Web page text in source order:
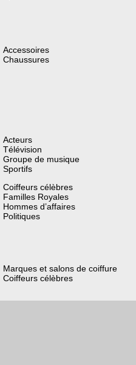
Accessoires
Chaussures
Acteurs
Télévision
Groupe de musique
Sportifs
Coiffeurs célèbres
Familles Royales
Hommes d’affaires
Politiques
Marques et salons de coiffure
Coiffeurs célèbres